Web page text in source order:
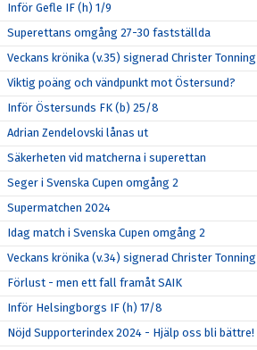
Inför Gefle IF (h) 1/9
Superettans omgång 27-30 fastställda
Veckans krönika (v.35) signerad Christer Tonning
Viktig poäng och vändpunkt mot Östersund?
Inför Östersunds FK (b) 25/8
Adrian Zendelovski lånas ut
Säkerheten vid matcherna i superettan
Seger i Svenska Cupen omgång 2
Supermatchen 2024
Idag match i Svenska Cupen omgång 2
Veckans krönika (v.34) signerad Christer Tonning
Förlust - men ett fall framåt SAIK
Inför Helsingborgs IF (h) 17/8
Nöjd Supporterindex 2024 - Hjälp oss bli bättre!